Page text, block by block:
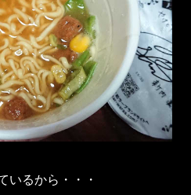
いるから・・・